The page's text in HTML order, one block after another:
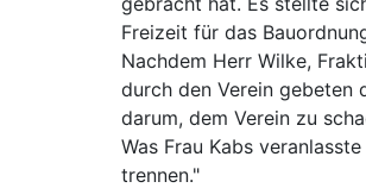
Freizeit für das
Nachdem Herr Wilke,
durch den Verein gebeten
darum, dem Verein zu
Was Frau Kabs
trennen."